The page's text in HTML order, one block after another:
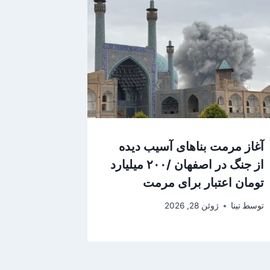
آغاز مرمت بناهای آسیب دیده
از جنگ در اصفهان /۲۰۰ میلیارد
تومان اعتبار برای مرمت
توسط تینا ژوئن 28, 2026